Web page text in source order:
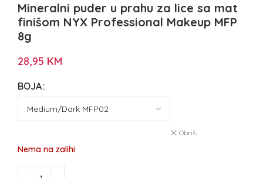
Mineralni puder u prahu za lice sa mat
finišom NYX Professional Makeup MFP
8g
28,95 KM
BOJA
Obriši
Nema na zalihi